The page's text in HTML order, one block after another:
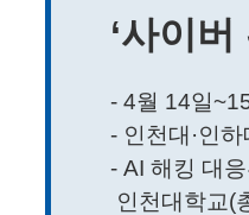
‘사이
- 4월 14일
- 인천대·인
- AI 해킹 대
인천대학교(